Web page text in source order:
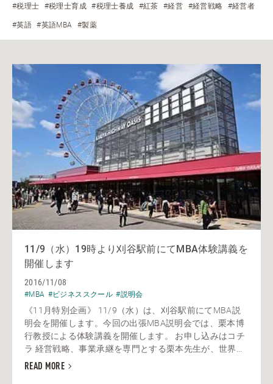
#税理士 #税理士育成 #税理士養成 #紅茶 #経営 #経営戦略 #経営者
#英語 #英語MBA #製薬
11/9（水）19時より刈谷駅前にてMBA体験講義を
開催します
2016/11/08
#MBA #ビジネススクール #説明会
《11月特別企画》 11/9（水）は、刈谷駅前にてMBA説
明会を開催します。今回の出張MBA説明会では、栗本博
行教授による体験講義を開催します。 お申し込みはコチ
ラ 経営戦略、事業承継を専門とする栗本先生が、世界...
READ MORE